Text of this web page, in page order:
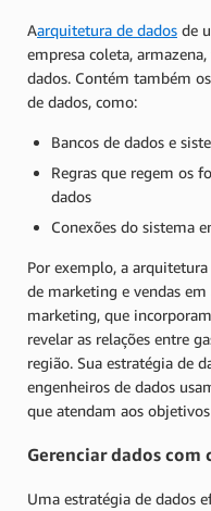
Aarquitetura de dados de
empresa coleta,
dados. Contém também
de dados, como:
Bancos de dados e
Regras que regem os
dados
Conexões do sistema
Por exemplo, a
de marketing e vendas
marketing, que
revelar as relações entre
região. Sua estratégia de
engenheiros de dados
que atendam aos
Gerenciar dados com
Uma estratégia de dados